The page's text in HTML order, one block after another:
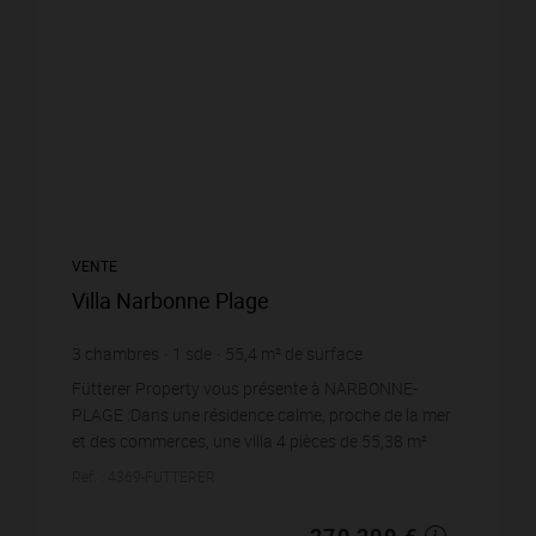
VENTE
Villa Narbonne Plage
3 chambres sde 55,4 m² de surface
4 877,26 €
Fütterer Property vous présente à NARBONNE-
PLAGE :Dans une résidence calme, proche de la mer
et des commerces, une villa 4 pièces de 55,38 m²